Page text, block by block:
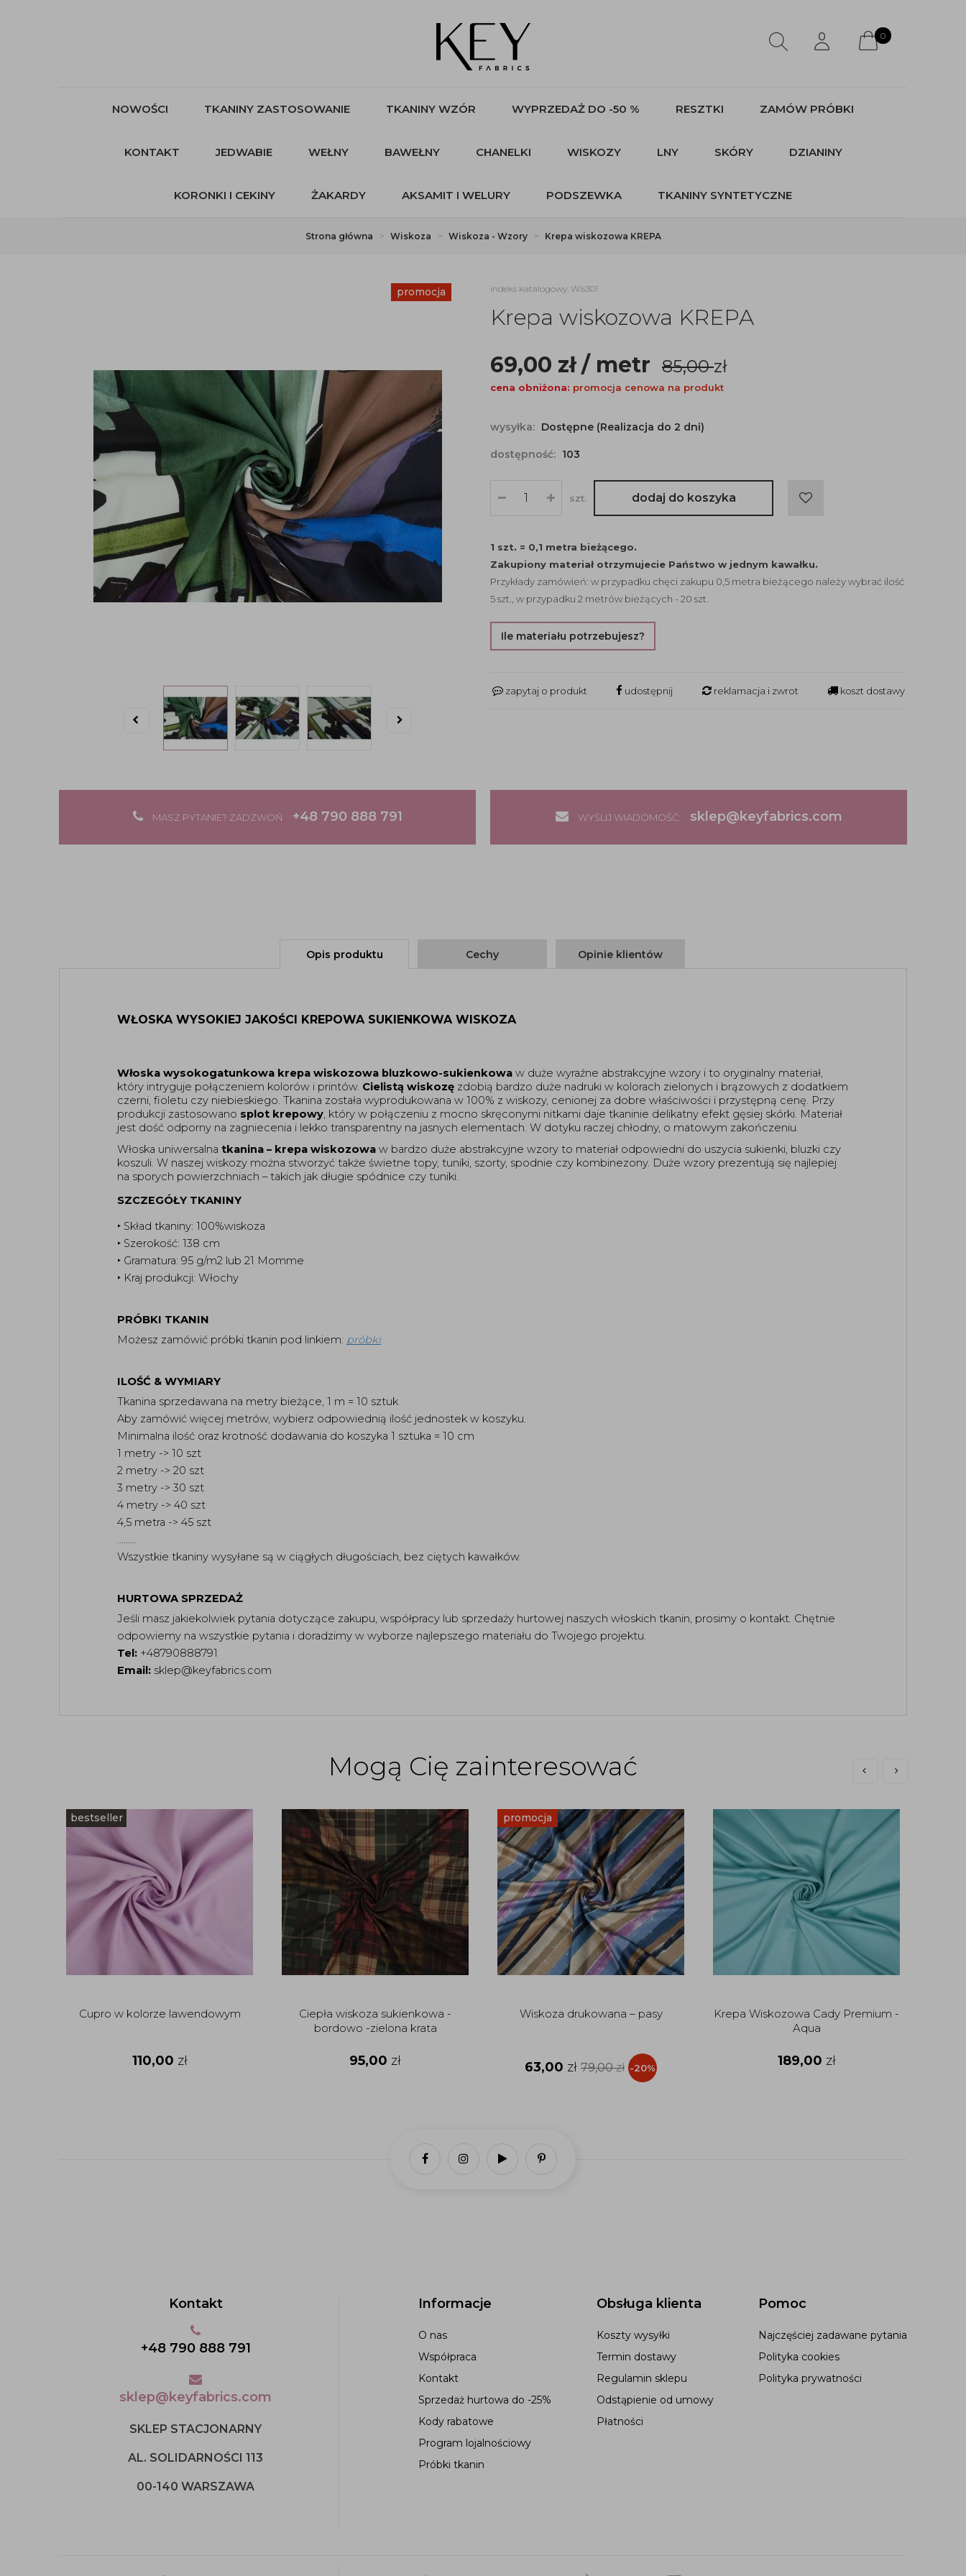
0
NOWOŚCI TKANINY ZASTOSOWANIE TKANINY WZÓR WYPRZEDAŻ DO -50 % RESZTKI ZAMÓW PRÓBKI
KONTAKT JEDWABIE WEŁNY BAWEŁNY CHANELKI WISKOZY LNY SKÓRY DZIANINY
KORONKI I CEKINY ŻAKARDY AKSAMIT I WELURY PODSZEWKA TKANINY SYNTETYCZNE
Strona główna Wiskoza Wiskoza - Wzory Krepa wiskozowa KREPA
promocja indeks katalogowy: Wis301
Krepa wiskozowa KREPA
69,00 zł/ metr 85,00zł
cena obniżona: promocja cenowa na produkt
wysyłka: Dostępne (Realizacja do 2 dni)
dostępność: 103
szt. dodaj do koszyka
1 szt. = 0,1 metra bieżącego.
Zakupiony materiał otrzymujecie Państwo w jednym kawałku.
Przykłady zamówień: w przypadku chęci zakupu 0,5 metra bieżącego należy wybrać ilość
5 szt., w przypadku 2 metrów bieżących - 20 szt.
Ile materiału potrzebujesz?
zapytaj o produkt udostępnij reklamacja i zwrot koszt dostawy
MASZ PYTANIE? ZADZWOŃ +48 790 888 791 WYŚLIJ WIADOMOŚĆ: sklep@keyfabrics.com
Opis produktu Cechy Opinie klientów
WŁOSKA WYSOKIEJ JAKOŚCI KREPOWA SUKIENKOWA WISKOZA
Włoska wysokogatunkowa krepa wiskozowa bluzkowo-sukienkowa w duże wyraźne abstrakcyjne wzory i to oryginalny materiał,
który intryguje połączeniem kolorów i printów. Cielistą wiskozę zdobią bardzo duże nadruki w kolorach zielonych i brązowych z dodatkiem
czerni, fioletu czy niebieskiego. Tkanina została wyprodukowana w 100% z wiskozy, cenionej za dobre właściwości i przystępną cenę. Przy
produkcji zastosowano splot krepowy, który w połączeniu z mocno skręconymi nitkami daje tkaninie delikatny efekt gęsiej skórki. Materiał
jest dość odporny na zagniecenia i lekko transparentny na jasnych elementach. W dotyku raczej chłodny, o matowym zakończeniu.
Włoska uniwersalna tkanina – krepa wiskozowa w bardzo duże abstrakcyjne wzory to materiał odpowiedni do uszycia sukienki, bluzki czy
koszuli. W naszej wiskozy można stworzyć także świetne topy, tuniki, szorty, spodnie czy kombinezony. Duże wzory prezentują się najlepiej
na sporych powierzchniach – takich jak długie spódnice czy tuniki.
SZCZEGÓŁY TKANINY
‣ Skład tkaniny: 100%wiskoza
‣ Szerokość: 138 cm
‣ Gramatura: 95 g/m2 lub 21 Momme
‣ Kraj produkcji: Włochy
PRÓBKI TKANIN
Możesz zamówić próbki tkanin pod linkiem: próbki
ILOŚĆ & WYMIARY
Tkanina sprzedawana na metry bieżące, 1 m = 10 sztuk
Aby zamówić więcej metrów, wybierz odpowiednią ilość jednostek w koszyku.
Minimalna ilość oraz krotność dodawania do koszyka 1 sztuka = 10 cm
1 metry -> 10 szt
2 metry -> 20 szt
3 metry -> 30 szt
4 metry -> 40 szt
4,5 metra -> 45 szt
.........
Wszystkie tkaniny wysyłane są w ciągłych długościach, bez ciętych kawałków.
HURTOWA SPRZEDAŻ
Jeśli masz jakiekolwiek pytania dotyczące zakupu, współpracy lub sprzedaży hurtowej naszych włoskich tkanin, prosimy o kontakt. Chętnie
odpowiemy na wszystkie pytania i doradzimy w wyborze najlepszego materiału do Twojego projektu.
Tel: +48790888791
Email: sklep@keyfabrics.com
Mogą Cię zainteresować
bestseller
Cupro w kolorze lawendowym
110,00 zł
Ciepła wiskoza sukienkowa -
bordowo -zielona krata
95,00 zł
promocja
Wiskoza drukowana – pasy
63,00 zł 79,00zł -20%
Krepa Wiskozowa Cady Premium -
Aqua
189,00 zł
Informacje
O nas
Współpraca
Kontakt
Sprzedaż hurtowa do -25%
Kody rabatowe
Program lojalnościowy
Próbki tkanin
Obsługa klienta
Koszty wysyłki
Termin dostawy
Regulamin sklepu
Odstąpienie od umowy
Płatności
Pomoc
Najczęściej zadawane pytania
Polityka cookies
Polityka prywatności
Kontakt
+48 790 888 791
sklep@keyfabrics.com
SKLEP STACJONARNY
AL. SOLIDARNOŚCI 113
00-140 WARSZAWA